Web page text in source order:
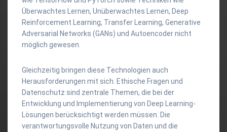
Überwachtes Lernen, Unüberwachtes Lernen, Deep
Reinforcement Learning, Transfer Learning, Generative
Adversarial Networks (GANs) und Autoencoder nicht
möglich gewesen.
Gleichzeitig bringen diese Technologien auch
Herausforderungen mit sich. Ethische Fragen und
Datenschutz sind zentrale Themen, die bei der
Entwicklung und Implementierung von Deep Learning-
Lösungen berücksichtigt werden müssen. Die
verantwortungsvolle Nutzung von Daten und die